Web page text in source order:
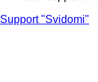
Support "Svidomi"